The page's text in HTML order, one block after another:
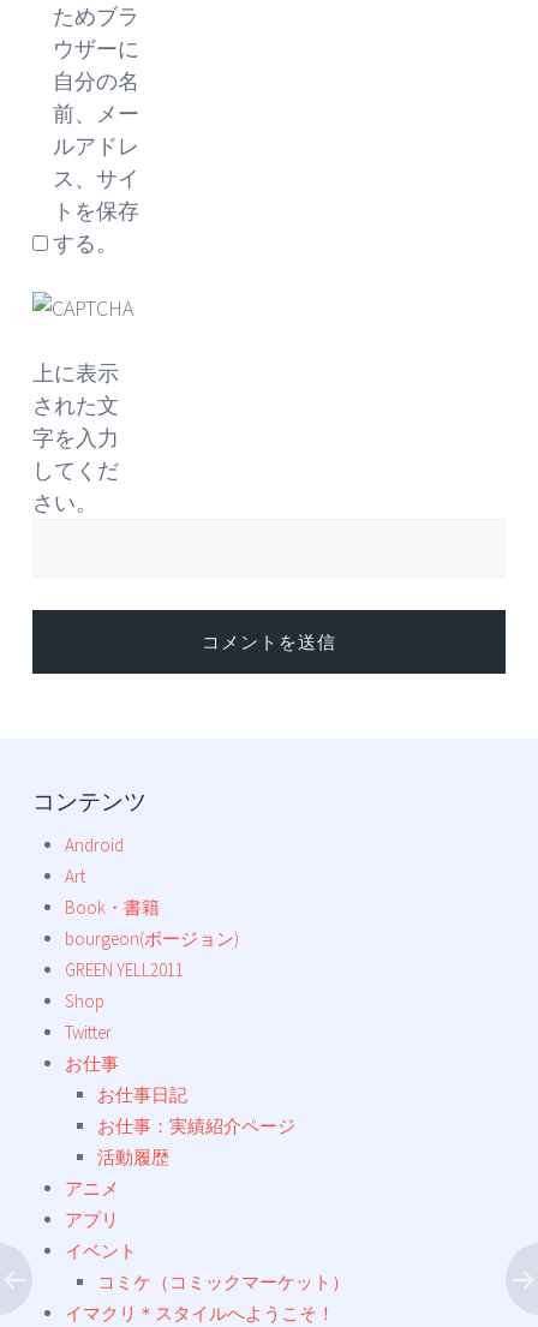
ためブラ
ウザーに
自分の名
前、メー
ルアドレ
ス、サイ
トを保存
する。
上に表示
された文
字を入力
してくだ
さい。
コンテンツ
Android
Art
Book・書籍
bourgeon(ボージョン)
GREEN YELL2011
Shop
Twitter
お仕事
お仕事日記
お仕事：実績紹介ページ
活動履歴
アニメ
アプリ
イベント
コミケ（コミックマーケット）
イマクリ＊スタイルへようこそ！